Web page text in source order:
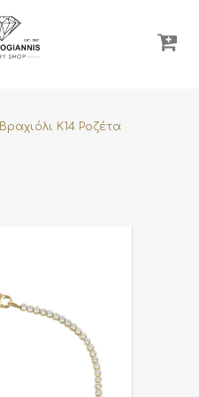
Βραχιόλι Κ14 Ροζέτα